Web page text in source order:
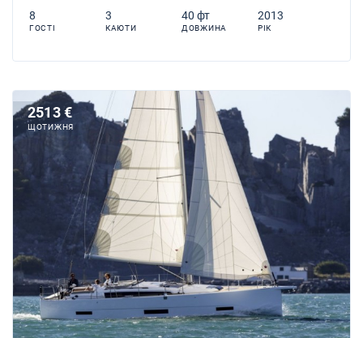
8
ГОСТІ
3
КАЮТИ
40 фт
ДОВЖИНА
2013
РІК
2513 €
ЩОТИЖНЯ